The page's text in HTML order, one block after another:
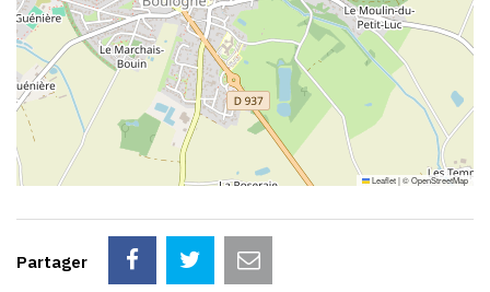
Leaflet|©OpenStreetMap
Partager